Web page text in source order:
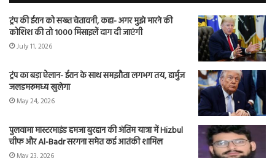
ट्रंप की ईरान को सख्त चेतावनी, कहा- अगर मुझे मारने की
कोशिश की तो 1000 मिसाइलें दाग दी जाएंगी
July 11, 2026
ट्रंप का बड़ा ऐलान- ईरान के साथ समझौता लगभग तय, हार्मुज
जलडमरूमध्य खुलेगा
May 24, 2026
पुलवामा मास्टरमाइंड हमजा बुरहान की अंतिम यात्रा में Hizbul
चीफ और Al-Badr सरगना समेत कई आतंकी शामिल